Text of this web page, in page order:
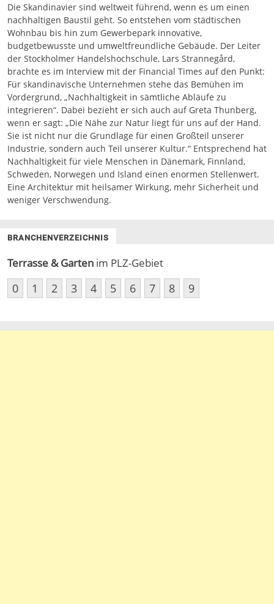
Die Skandinavier sind weltweit führend, wenn es um einen
nachhaltigen Baustil geht. So entstehen vom städtischen
Wohnbau bis hin zum Gewerbepark innovative,
budgetbewusste und umweltfreundliche Gebäude. Der Leiter
der Stockholmer Handelshochschule, Lars Strannegård,
brachte es im Interview mit der Financial Times auf den Punkt:
Für skandinavische Unternehmen stehe das Bemühen im
Vordergrund, „Nachhaltigkeit in sämtliche Abläufe zu
integrieren“. Dabei bezieht er sich auch auf Greta Thunberg,
wenn er sagt: „Die Nähe zur Natur liegt für uns auf der Hand.
Sie ist nicht nur die Grundlage für einen Großteil unserer
Industrie, sondern auch Teil unserer Kultur.“ Entsprechend hat
Nachhaltigkeit für viele Menschen in Dänemark, Finnland,
Schweden, Norwegen und Island einen enormen Stellenwert.
Eine Architektur mit heilsamer Wirkung, mehr Sicherheit und
weniger Verschwendung.
BRANCHENVERZEICHNIS
Terrasse & Garten im PLZ-Gebiet
0 1 2 3 4 5 6 7 8 9